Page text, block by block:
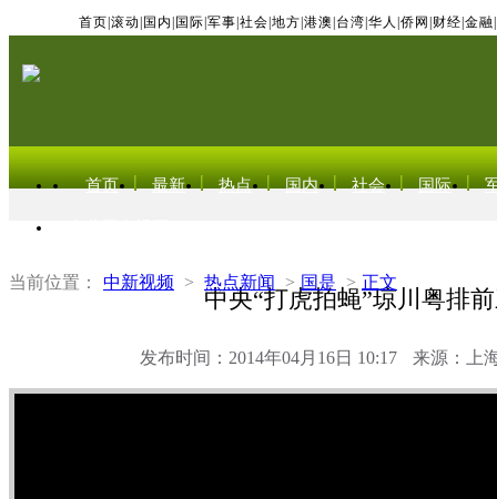
首页 滚动 国内 国际 军事 社会 地方 港澳 台湾 华人 侨网 财经 金融
首页 最新 热点 国内 社会 国际
当前位置： 中新视频 > 热点新闻 > 国是 > 正文
中央“打虎拍蝇”琼川粤排
发布时间：2014年04月16日 10:17 来源：上